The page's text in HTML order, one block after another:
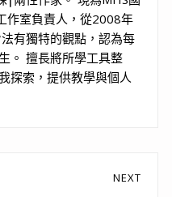
作室負責人，從2008年
有獨特的觀點，認為每
。 擅長將所學工具整
探索，提供教學與個人
NEXT